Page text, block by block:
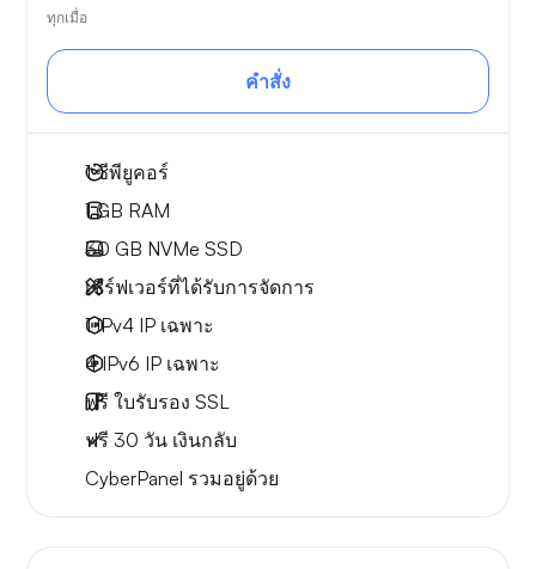
ทุกเมื่อ
คำสั่ง
1ซีพียูคอร์
1 GB RAM
30 GB NVMe SSD
เซิร์ฟเวอร์ที่ได้รับการจัดการ
1 IPv4 IP เฉพาะ
4 IPv6 IP เฉพาะ
ฟรี ใบรับรอง SSL
ฟรี 30 วัน เงินกลับ
CyberPanel รวมอยู่ด้วย